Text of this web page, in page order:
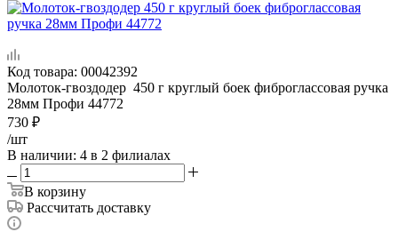
Код товара: 00042392
Молоток-гвоздодер 450 г круглый боек фиброглассовая ручка
28мм Профи 44772
730 ₽
/шт
В наличии: 4 в 2 филиалах
В корзину
Рассчитать доставку